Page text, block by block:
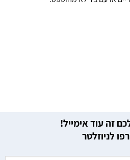
זה עוד אימייל!
לניוזלטר